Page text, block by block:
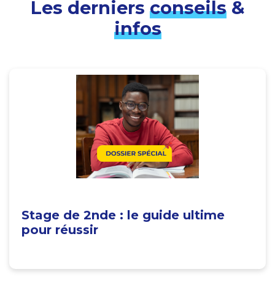
Les derniers conseils&
infos
Stage de 2nde : le guide ultime
pour réussir